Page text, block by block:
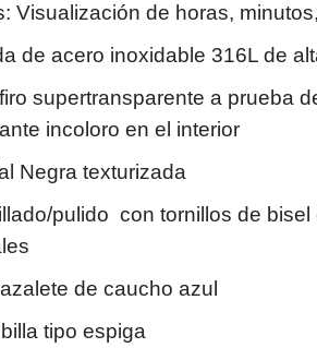
Visualización de horas,
de acero inoxidable 316L de
supertransparente a prueba
incoloro en el interior
Negra texturizada
pulido con tornillos de
de caucho azul
tipo espiga